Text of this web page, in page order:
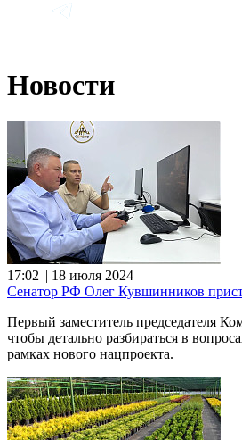
Новости
17:02 || 18 июля 2024
Сенатор РФ Олег Кувшинников
Первый заместитель председателя
чтобы детально разбираться в
рамках нового нацпроекта.